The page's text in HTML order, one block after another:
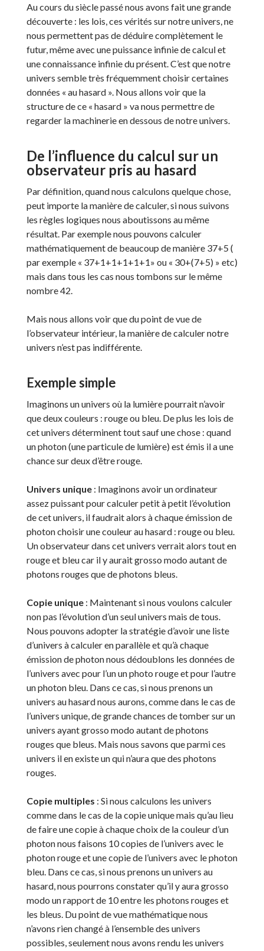
Au cours du siècle passé nous avons fait une grande
découverte : les lois, ces vérités sur notre univers, ne
nous permettent pas de déduire complètement le
futur, même avec une puissance infinie de calcul et
une connaissance infinie du présent. C’est que notre
univers semble très fréquemment choisir certaines
données « au hasard ». Nous allons voir que la
structure de ce « hasard » va nous permettre de
regarder la machinerie en dessous de notre univers.
De l’influence du calcul sur un
observateur pris au hasard
Par définition, quand nous calculons quelque chose,
peut importe la manière de calculer, si nous suivons
les règles logiques nous aboutissons au même
résultat. Par exemple nous pouvons calculer
mathématiquement de beaucoup de manière 37+5 (
par exemple « 37+1+1+1+1+1» ou « 30+(7+5) » etc)
mais dans tous les cas nous tombons sur le même
nombre 42.
Mais nous allons voir que du point de vue de
l’observateur intérieur, la manière de calculer notre
univers n’est pas indifférente.
Exemple simple
Imaginons un univers où la lumière pourrait n’avoir
que deux couleurs : rouge ou bleu. De plus les lois de
cet univers déterminent tout sauf une chose : quand
un photon (une particule de lumière) est émis il a une
chance sur deux d’être rouge.
Univers unique : Imaginons avoir un ordinateur
assez puissant pour calculer petit à petit l’évolution
de cet univers, il faudrait alors à chaque émission de
photon choisir une couleur au hasard : rouge ou bleu.
Un observateur dans cet univers verrait alors tout en
rouge et bleu car il y aurait grosso modo autant de
photons rouges que de photons bleus.
Copie unique : Maintenant si nous voulons calculer
non pas l’évolution d’un seul univers mais de tous.
Nous pouvons adopter la stratégie d’avoir une liste
d’univers à calculer en parallèle et qu’à chaque
émission de photon nous dédoublons les données de
l’univers avec pour l’un un photo rouge et pour l’autre
un photon bleu. Dans ce cas, si nous prenons un
univers au hasard nous aurons, comme dans le cas de
l’univers unique, de grande chances de tomber sur un
univers ayant grosso modo autant de photons
rouges que bleus. Mais nous savons que parmi ces
univers il en existe un qui n’aura que des photons
rouges.
Copie multiples : Si nous calculons les univers
comme dans le cas de la copie unique mais qu’au lieu
de faire une copie à chaque choix de la couleur d’un
photon nous faisons 10 copies de l’univers avec le
photon rouge et une copie de l’univers avec le photon
bleu. Dans ce cas, si nous prenons un univers au
hasard, nous pourrons constater qu’il y aura grosso
modo un rapport de 10 entre les photons rouges et
les bleus. Du point de vue mathématique nous
n’avons rien changé à l’ensemble des univers
possibles, seulement nous avons rendu les univers